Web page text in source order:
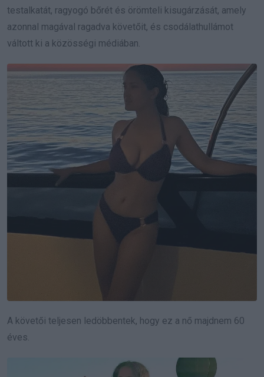
testalkatát, ragyogó bőrét és örömteli kisugárzását, amely
azonnal magával ragadva követőit, és csodálathullámot
váltott ki a közösségi médiában.
A követői teljesen ledöbbentek, hogy ez a nő majdnem 60
éves.